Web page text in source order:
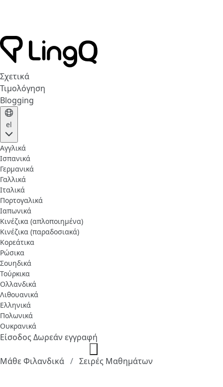
Σχετικά
Τιμολόγηση
Blogging
el
Αγγλικά
Ισπανικά
Γερμανικά
Γαλλικά
Ιταλικά
Πορτογαλικά
Ιαπωνικά
Κινέζικα (απλοποιημένα)
Κινέζικα (παραδοσιακά)
Κορεάτικα
Ρώσικα
Σουηδικά
Τούρκικα
Ολλανδικά
Λιθουανικά
Ελληνικά
Πολωνικά
Ουκρανικά
ΕίσοδοςΔωρεάν εγγραφή
Μάθε Φιλανδικά Σειρές Μαθημάτων